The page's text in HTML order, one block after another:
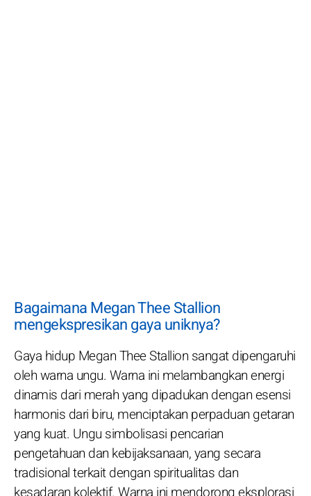
Bagaimana Megan Thee Stallion
mengekspresikan gaya uniknya?
Gaya hidup Megan Thee Stallion sangat dipengaruhi
oleh warna ungu. Warna ini melambangkan energi
dinamis dari merah yang dipadukan dengan esensi
harmonis dari biru, menciptakan perpaduan getaran
yang kuat. Ungu simbolisasi pencarian
pengetahuan dan kebijaksanaan, yang secara
tradisional terkait dengan spiritualitas dan